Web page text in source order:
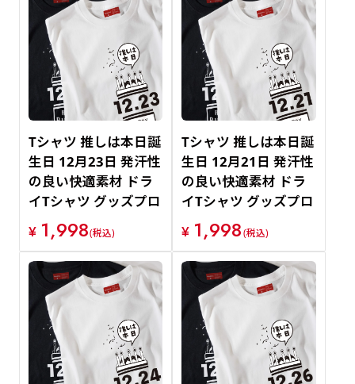
Tシャツ 推しは本日誕
生日 12月23日 発汗性
の良い快適素材 ドラ
イTシャツ グッズプロ
¥ 1,998(税込)
Tシャツ 推しは本日誕
生日 12月21日 発汗性
の良い快適素材 ドラ
イTシャツ グッズプロ
¥ 1,998(税込)